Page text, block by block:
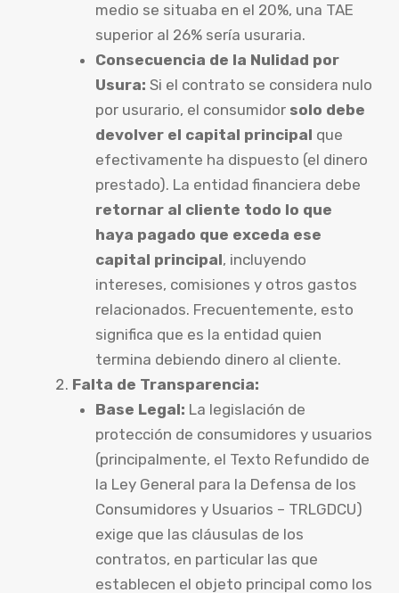
medio se situaba en el 20%, una TAE
superior al 26% sería usuraria.
Consecuencia de la Nulidad por
Usura: Si el contrato se considera nulo
por usurario, el consumidor solo debe
devolver el capital principal que
efectivamente ha dispuesto (el dinero
prestado). La entidad financiera debe
retornar al cliente todo lo que
haya pagado que exceda ese
capital principal, incluyendo
intereses, comisiones y otros gastos
relacionados. Frecuentemente, esto
significa que es la entidad quien
termina debiendo dinero al cliente.
Falta de Transparencia:
Base Legal: La legislación de
protección de consumidores y usuarios
(principalmente, el Texto Refundido de
la Ley General para la Defensa de los
Consumidores y Usuarios – TRLGDCU)
exige que las cláusulas de los
contratos, en particular las que
establecen el objeto principal como los